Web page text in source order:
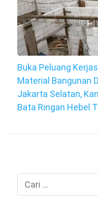
Buka Peluang
Material Bangunan
Jakarta Selatan,
Bata Ringan Hebel
Cari
untuk: